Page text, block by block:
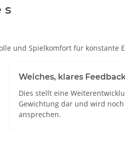
s
und Spielkomfort für konstante
Weiches, klares
Dies stellt eine
Gewichtung dar und wird
ansprechen.